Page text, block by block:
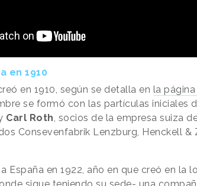
en 1910
en 1910, según se detalla en la
se formó con las partículas iniciales
Carl Roth, socios de la empresa suiza
Consevenfabrik Lenzburg, Henckell &
España en 1922, año en que creó en la